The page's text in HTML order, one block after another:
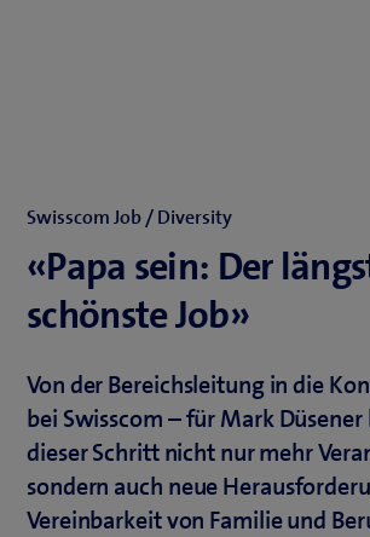
Swisscom Job / Diversity
«Papa sein: Der
schönste Job»
Von der Bereichsleitung in die
bei Swisscom – für Mark
dieser Schritt nicht nur mehr
sondern auch neue
Vereinbarkeit von Familie und